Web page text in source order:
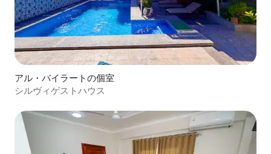
アル・バイラートの個室
シルヴィゲストハウス